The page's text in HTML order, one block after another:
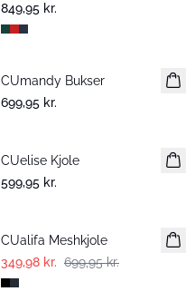
849,95 kr.
CUmandy Bukser
699,95 kr.
CUelise Kjole
599,95 kr.
CUalifa Meshkjole
349,98 kr. 699,95 kr.
-30%